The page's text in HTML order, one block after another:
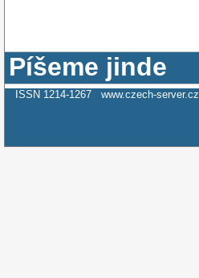
Píšeme jinde
ISSN 1214-1267 www.czech-server.cz